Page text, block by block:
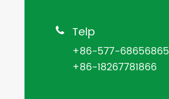
 Telp
+86-577-68656865
+86-18267781866